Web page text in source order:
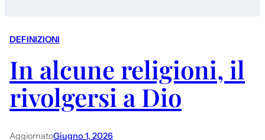
DEFINIZIONI
In alcune religioni, il
rivolgersi a Dio
AggiornatoGiugno 1, 2026